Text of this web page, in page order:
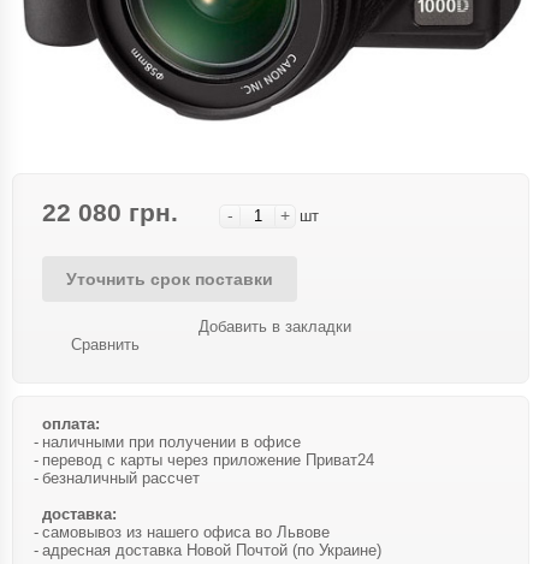
22 080 грн. - + шт
Уточнить срок поставки
Сравнить
Добавить в закладки
оплата:
наличными при получении в офисе
перевод с карты через приложение Приват24
безналичный рассчет
доставка:
самовывоз из нашего офиса во Львове
адресная доставка Новой Почтой (по Украине)